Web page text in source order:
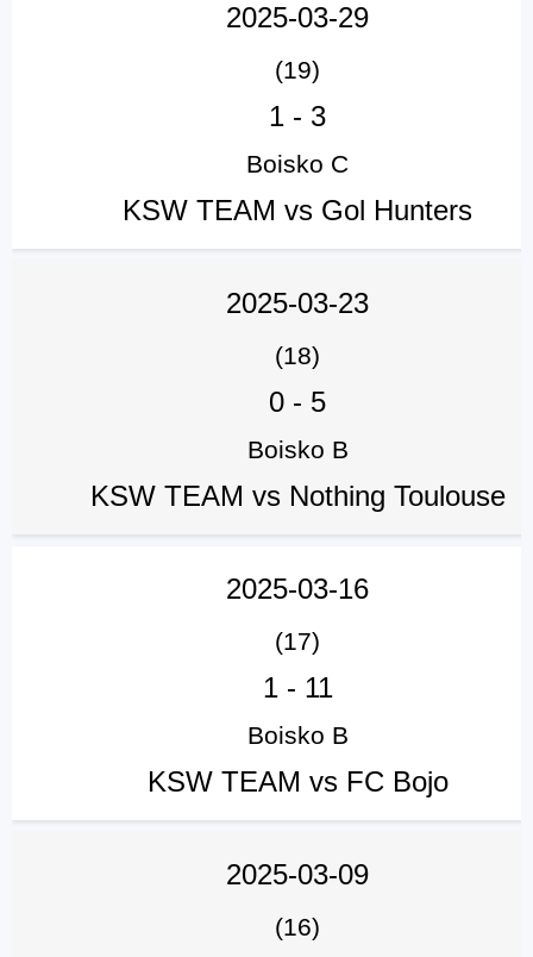
2025-03-29
(19)
1 - 3
Boisko C
KSW TEAM vs Gol Hunters
2025-03-23
(18)
0 - 5
Boisko B
KSW TEAM vs Nothing Toulouse
2025-03-16
(17)
1- 11
Boisko B
KSW TEAM vs FC Bojo
2025-03-09
(16)